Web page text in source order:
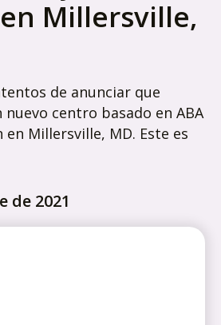
Millersville,
de anunciar que
centro basado en ABA
Millersville, MD. Este es
de 2021